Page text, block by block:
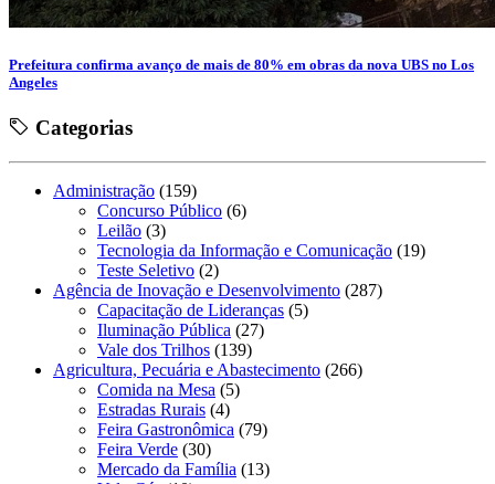
Prefeitura confirma avanço de mais de 80% em obras da nova UBS no Los
Angeles
Categorias
Administração (159)
Concurso Público (6)
Leilão (3)
Tecnologia da Informação e Comunicação (19)
Teste Seletivo (2)
Agência de Inovação e Desenvolvimento (287)
Capacitação de Lideranças (5)
Iluminação Pública (27)
Vale dos Trilhos (139)
Agricultura, Pecuária e Abastecimento (266)
Comida na Mesa (5)
Estradas Rurais (4)
Feira Gastronômica (79)
Feira Verde (30)
Mercado da Família (13)